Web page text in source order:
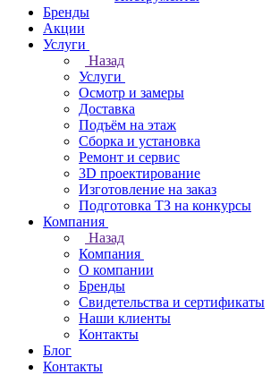
Бренды
Акции
Услуги
Назад
Услуги
Осмотр и замеры
Доставка
Подъём на этаж
Сборка и установка
Ремонт и сервис
3D проектирование
Изготовление на заказ
Подготовка ТЗ на конкурсы
Компания
Назад
Компания
О компании
Бренды
Свидетельства и сертификаты
Наши клиенты
Контакты
Блог
Контакты